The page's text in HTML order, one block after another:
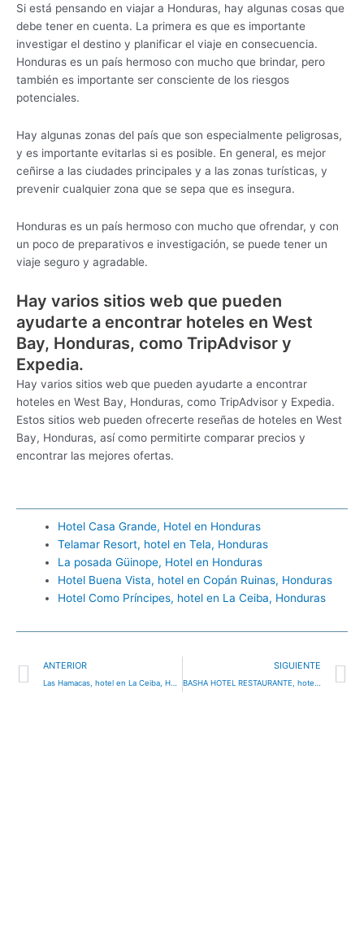
Si está pensando en viajar a Honduras, hay algunas cosas que
debe tener en cuenta. La primera es que es importante
investigar el destino y planificar el viaje en consecuencia.
Honduras es un país hermoso con mucho que brindar, pero
también es importante ser consciente de los riesgos
potenciales.
Hay algunas zonas del país que son especialmente peligrosas,
y es importante evitarlas si es posible. En general, es mejor
ceñirse a las ciudades principales y a las zonas turísticas, y
prevenir cualquier zona que se sepa que es insegura.
Honduras es un país hermoso con mucho que ofrendar, y con
un poco de preparativos e investigación, se puede tener un
viaje seguro y agradable.
Hay varios sitios web que pueden
ayudarte a encontrar hoteles en West
Bay, Honduras, como TripAdvisor y
Expedia.
Hay varios sitios web que pueden ayudarte a encontrar
hoteles en West Bay, Honduras, como TripAdvisor y Expedia.
Estos sitios web pueden ofrecerte reseñas de hoteles en West
Bay, Honduras, así como permitirte comparar precios y
encontrar las mejores ofertas.
Hotel Casa Grande, Hotel en Honduras
Telamar Resort, hotel en Tela, Honduras
La posada Güinope, Hotel en Honduras
Hotel Buena Vista, hotel en Copán Ruinas, Honduras
Hotel Como Príncipes, hotel en La Ceiba, Honduras
Ant
ANTERIOR SIGUIENTE